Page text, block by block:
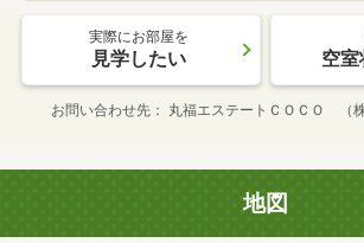
実際にお部屋を
見学したい 空室
お問い合わせ先 丸福エステートＣＯＣＯ （
地図